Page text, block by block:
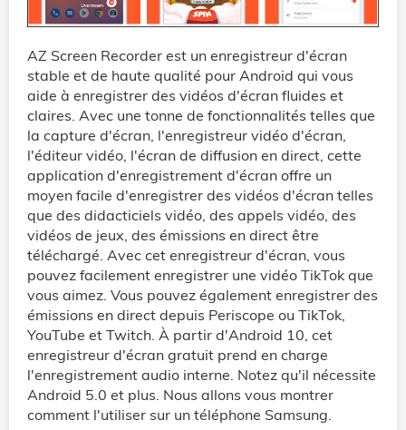
AZ Screen Recorder est un enregistreur d'écran
stable et de haute qualité pour Android qui vous
aide à enregistrer des vidéos d'écran fluides et
claires. Avec une tonne de fonctionnalités telles que
la capture d'écran, l'enregistreur vidéo d'écran,
l'éditeur vidéo, l'écran de diffusion en direct, cette
application d'enregistrement d'écran offre un
moyen facile d'enregistrer des vidéos d'écran telles
que des didacticiels vidéo, des appels vidéo, des
vidéos de jeux, des émissions en direct être
téléchargé. Avec cet enregistreur d'écran, vous
pouvez facilement enregistrer une vidéo TikTok que
vous aimez. Vous pouvez également enregistrer des
émissions en direct depuis Periscope ou TikTok,
YouTube et Twitch. À partir d'Android 10, cet
enregistreur d'écran gratuit prend en charge
l'enregistrement audio interne. Notez qu'il nécessite
Android 5.0 et plus. Nous allons vous montrer
comment l'utiliser sur un téléphone Samsung.